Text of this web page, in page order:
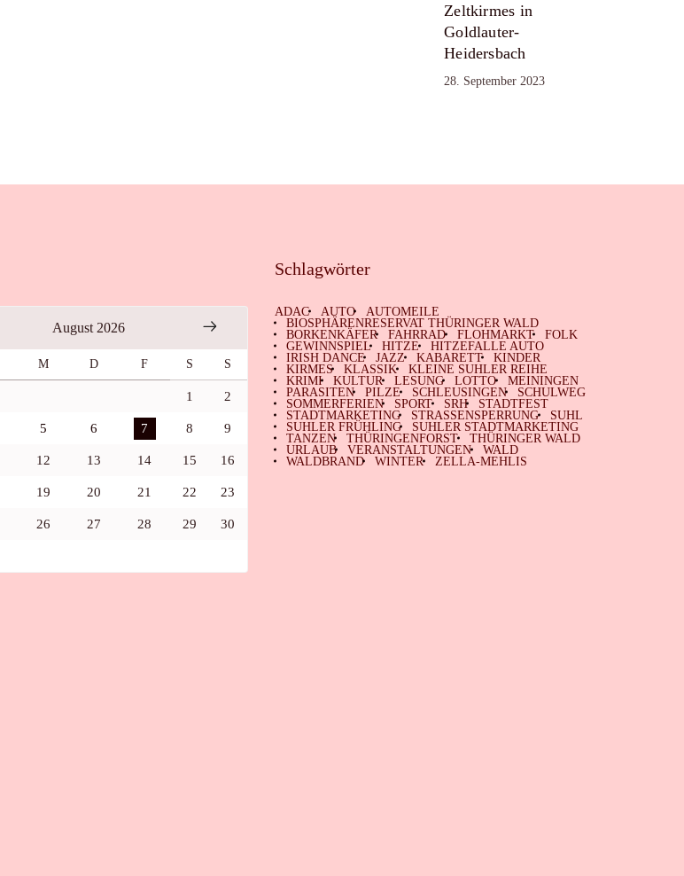
Zeltkirmes in
Goldlauter-
Heidersbach
28. September 2023
August 2026
M D F S S
1 2
5 6 7 8 9
12 13 14 15 16
19 20 21 22 23
26 27 28 29 30
Schlagwörter
ADAC AUTO
AUTOMEILE
BIOSPHÄRENRESERVAT THÜRINGER WALD
BORKENKÄFER
FAHRRAD FLOHMARKT
FOLK
GEWINNSPIEL
HITZE
HITZEFALLE AUTO
IRISH DANCE
JAZZ KABARETT
KINDER
KIRMES
KLASSIK
KLEINE SUHLER REIHE
KRIMI
KULTUR LESUNG LOTTO
MEININGEN
PARASITEN
PILZE SCHLEUSINGEN
SCHULWEG
SOMMERFERIEN
SPORT SRH
STADTFEST
STADTMARKETING
STRASSENSPERRUNG
SUHL
SUHLER FRÜHLING
SUHLER STADTMARKETING
TANZEN
THÜRINGENFORST
THÜRINGER WALD
URLAUB
VERANSTALTUNGEN
WALD
WALDBRAND
WINTER ZELLA-MEHLIS